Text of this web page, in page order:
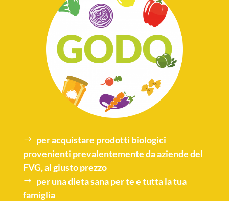
per acquistare prodotti biologici
provenienti prevalentemente da aziende del
FVG, al giusto prezzo
per unadieta sanaper te e tutta la tua
famiglia